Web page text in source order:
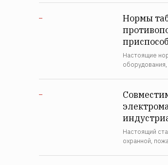
—
Нормы
Настоящие
—
Настоящий
охранной,